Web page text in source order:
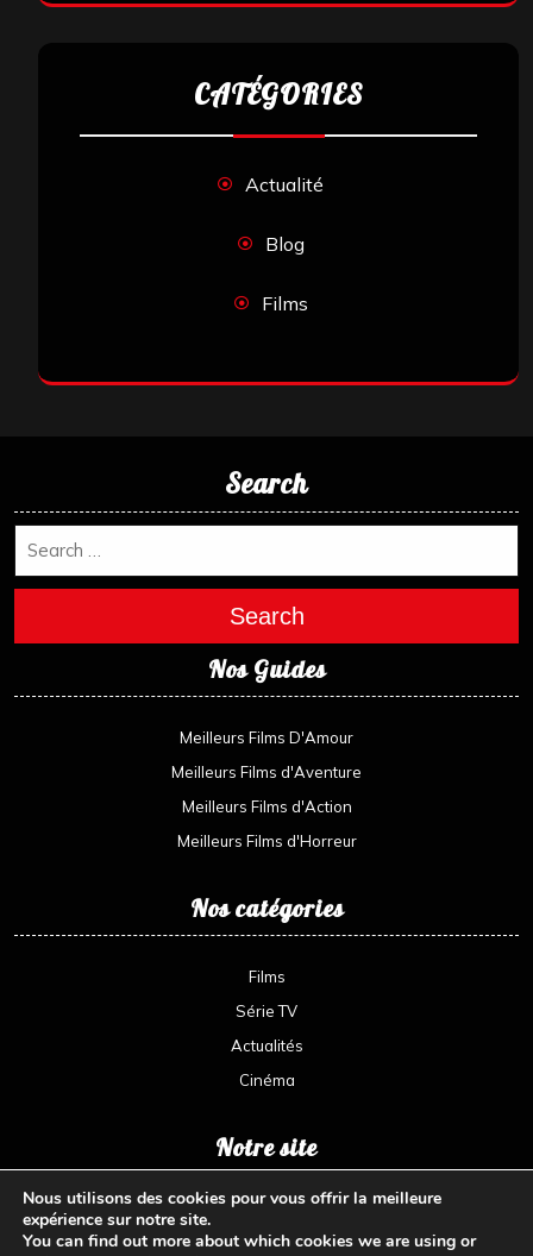
CATÉGORIES
Actualité
Blog
Films
Search
Search
Nos Guides
Meilleurs Films D'Amour
Meilleurs Films d'Aventure
Meilleurs Films d'Action
Meilleurs Films d'Horreur
Nos catégories
Films
Série TV
Actualités
Cinéma
Notre site
Amoureux des films et du ciné sans parler des série TV voici
votre site qui partage toutes les nouveautés
Nous utilisons des cookies pour vous offrir la meilleure
expérience sur notre site.
You can find out more about which cookies we are using or